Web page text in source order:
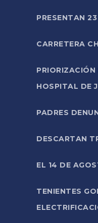
PRESENTAN
CARRETERA
PRIORIZACIÓN
HOSPITAL DE
PADRES
DESCARTAN
EL 14 DE
TENIENTES